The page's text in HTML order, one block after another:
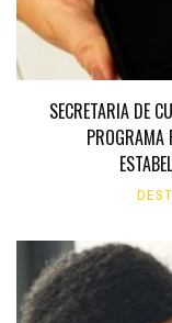
SECRETARIA DE